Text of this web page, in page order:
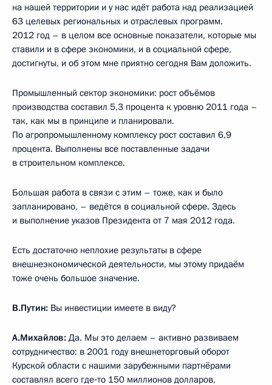
на нашей территории и у нас идёт работа над реализацией
63 целевых региональных и отраслевых программ.
2012 год – в целом все основные показатели, которые мы
ставили и в сфере экономики, и в социальной сфере,
достигнуты, и об этом мне приятно сегодня Вам доложить.
Промышленный сектор экономики: рост объёмов
производства составил 5,3 процента к уровню 2011 года –
так, как мы в принципе и планировали.
По агропромышленному комплексу рост составил 6,9
процента. Выполнены все поставленные задачи
в строительном комплексе.
Большая работа в связи с этим – тоже, как и было
запланировано, – ведётся в социальной сфере. Здесь
и выполнение указов Президента от 7 мая 2012 года.
Есть достаточно неплохие результаты в сфере
внешнеэкономической деятельности, мы этому придаём
тоже очень большое значение.
В.Путин: Вы инвестиции имеете в виду?
А.Михайлов: Да. Мы это делаем – активно развиваем
сотрудничество: в 2001 году внешнеторговый оборот
Курской области с нашими зарубежными партнёрами
составлял всего где‑то 150 миллионов долларов,